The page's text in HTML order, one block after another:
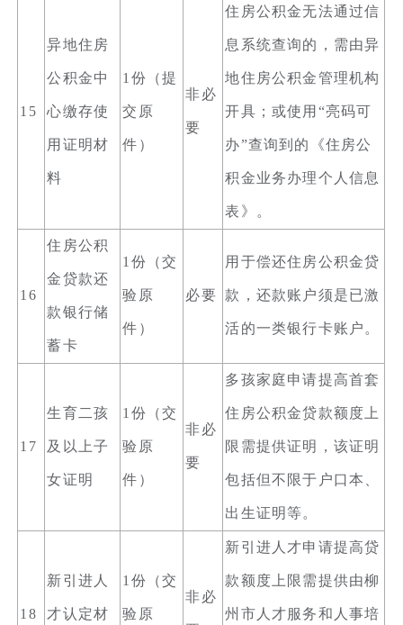
15
异地住房
公积金中
心缴存使
用证明材
料
1份（提
交原
件）
非必
要
住房公积金无法通过信
息系统查询的，需由异
地住房公积金管理机构
开具；或使用“亮码可
办”查询到的《住房公
积金业务办理个人信息
表》。
16
住房公积
金贷款还
款银行储
蓄卡
1份（交
验原
件）
必要
用于偿还住房公积金贷
款，还款账户须是已激
活的一类银行卡账户。
17
生育二孩
及以上子
女证明
1份（交
验原
件）
非必
要
多孩家庭申请提高首套
住房公积金贷款额度上
限需提供证明，该证明
包括但不限于户口本、
出生证明等。
18
新引进人
才认定材
1份（交
验原
非必
新引进人才申请提高贷
款额度上限需提供由柳
州市人才服务和人事培